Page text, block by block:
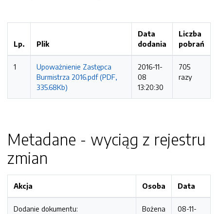
Lp. Plik
Data
dodania
Liczba
pobrań
1
Upoważnienie Zastępca
Burmistrza 2016.pdf (PDF,
335.68Kb)
2016-11-
08
13:20:30
705
razy
Metadane - wyciąg z rejestru
zmian
Akcja Osoba Data
Dodanie dokumentu:
Bożena
08-11-